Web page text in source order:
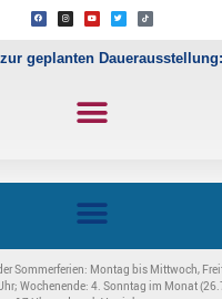
geplanten Dauerausstellung:
Sommerferien: Montag bis Mittwoch,
Wochenende: 4. Sonntag im Monat